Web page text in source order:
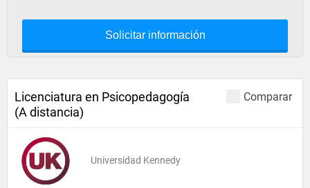
Solicitar información
Comparar
Licenciatura en Psicopedagogía
(A distancia)
Universidad Kennedy